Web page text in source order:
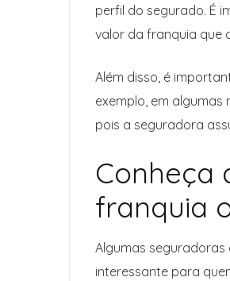
perfil do segurado. É
valor da franquia que
Além disso, é
exemplo, em
pois a seguradora
Conheça
franquia
Algumas
interessante para